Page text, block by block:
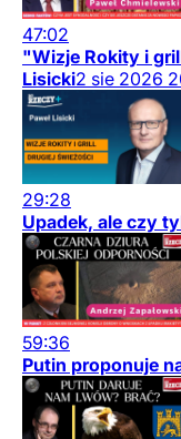
47:02
"Wizje Rokity i
Lisicki2 sie 2026
29:28
Upadek, ale czy
59:36
Putin proponuje